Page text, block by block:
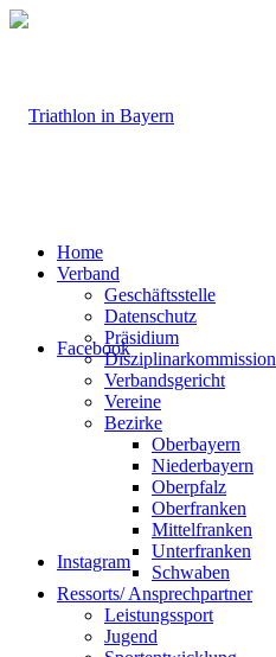
Facebook
Instagram
Home
Verband
Geschäftsstelle
Datenschutz
Präsidium
Disziplinarkommission
Verbandsgericht
Vereine
Bezirke
Oberbayern
Niederbayern
Oberpfalz
Oberfranken
Mittelfranken
Unterfranken
Schwaben
Ressorts/ Ansprechpartner
Leistungssport
Jugend